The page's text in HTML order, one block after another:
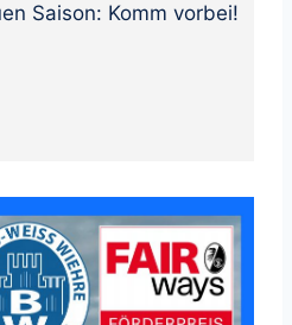
Saison: Komm vorbei!